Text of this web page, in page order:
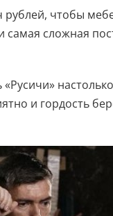
рублей, чтобы
сложная
и гордость